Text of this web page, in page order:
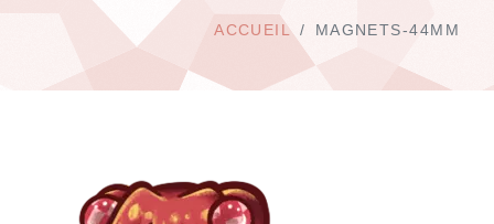
ACCUEIL MAGNETS-44MM